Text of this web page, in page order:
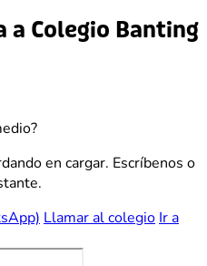
a Colegio Banting
en cargar. Escríbenos o
Llamar al colegio Ir a